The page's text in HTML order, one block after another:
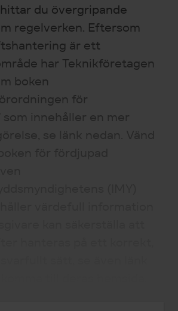
du övergripande
regelverken. Eftersom
är ett
har Teknikföretagen
boken
för
som innehåller en mer